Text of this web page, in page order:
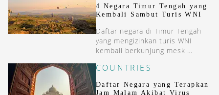
4 Negara Timur Tengah yang
Kembali Sambut Turis WNI
Daftar negara di Timur Tengah
yang mengizinkan turis WNI
kembali berkunjung meski
COUNTRIES
Daftar Negara yang Terapkan
Jam Malam Akibat Virus